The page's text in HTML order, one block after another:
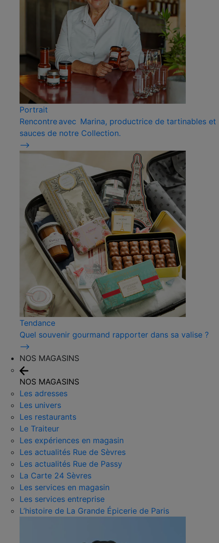
Portrait
Rencontre avec Marina, productrice de tartinables et
sauces de notre Collection.
⟶
Tendance
Quel souvenir gourmand rapporter dans sa valise ?
⟶
NOS MAGASINS
NOS MAGASINS
Les adresses
Les univers
Les restaurants
Le Traiteur
Les expériences en magasin
Les actualités Rue de Sèvres
Les actualités Rue de Passy
La Carte 24 Sèvres
Les services en magasin
Les services entreprise
L’histoire de La Grande Épicerie de Paris